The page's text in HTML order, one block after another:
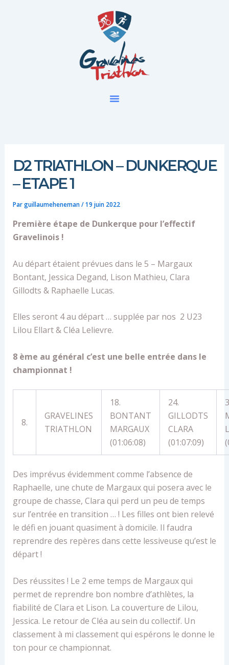
D2 TRIATHLON – DUNKERQUE
– ETAPE 1
Parguillaumeheneman/19 juin 2022
Première étape de Dunkerque pour l’effectif
Gravelinois !
Au départ étaient prévues dans le 5 – Margaux
Bontant, Jessica Degand, Lison Mathieu, Clara
Gillodts & Raphaelle Lucas.
Elles seront 4 au départ … supplée par nos 2 U23
Lilou Ellart & Cléa Lelievre.
8 ème au général c’est une belle entrée dans le
championnat !
8.
GRAVELINES
TRIATHLON
18.
BONTANT
MARGAUX
(01:06:08)
24.
GILLODTS
CLARA
(01:07:09)
Des imprévus évidemment comme l’absence de
Raphaelle, une chute de Margaux qui posera avec le
groupe de chasse, Clara qui perd un peu de temps
sur l’entrée en transition … ! Les filles ont bien relevé
le défi en jouant quasiment à domicile. Il faudra
reprendre des repères dans cette lessiveuse qu’est le
départ !
Des réussites ! Le 2 eme temps de Margaux qui
permet de reprendre bon nombre d’athlètes, la
fiabilité de Clara et Lison. La couverture de Lilou,
Jessica. Le retour de Cléa au sein du collectif. Un
classement à mi classement qui espérons le donne le
ton pour ce championnat.